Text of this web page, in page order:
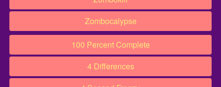
Zombocalypse
100 Percent Complete
4 Differences